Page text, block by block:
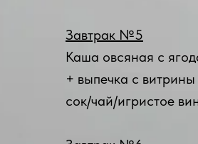
Завтрак №5
Каша овсяная с
+ выпечка с
сок/чай/игристое